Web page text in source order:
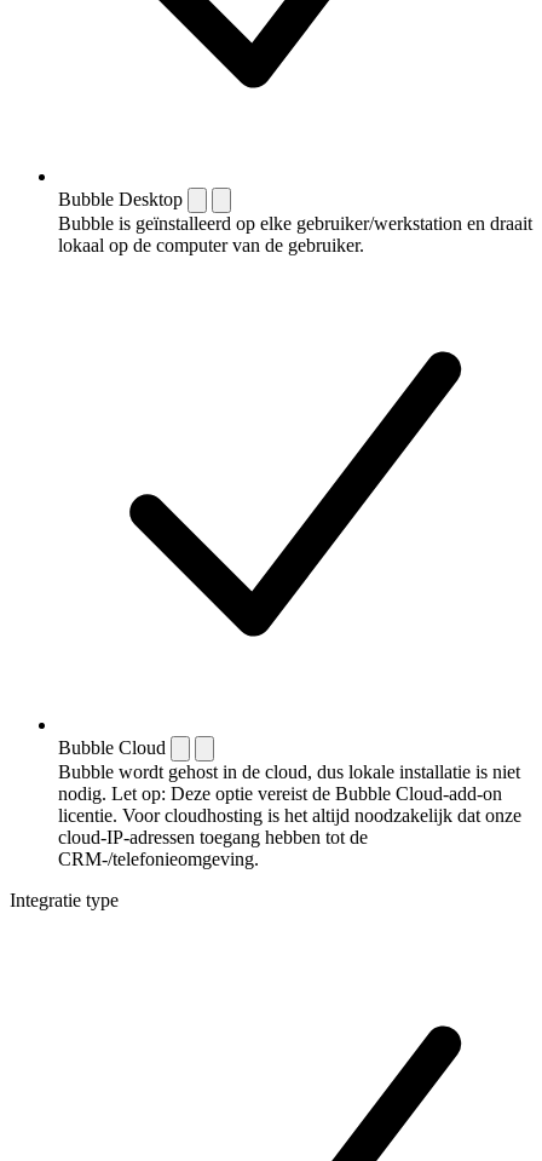
Bubble Desktop
Bubble is geïnstalleerd op elke gebruiker/werkstation en draait
lokaal op de computer van de gebruiker.
Bubble Cloud
Bubble wordt gehost in de cloud, dus lokale installatie is niet
nodig. Let op: Deze optie vereist de Bubble Cloud-add-on
licentie. Voor cloudhosting is het altijd noodzakelijk dat onze
cloud-IP-adressen toegang hebben tot de
CRM-/telefonieomgeving.
Integratie type